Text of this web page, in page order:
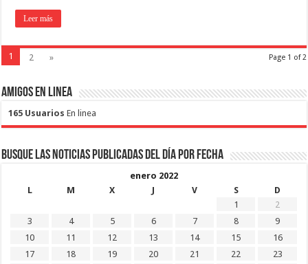
Leer más
Page 1 of 2
1 2 »
Amigos en Linea
165 Usuarios En linea
Busque las noticias publicadas del día por fecha
enero 2022
L
M X J V S
D
1
2
3
4 5 6 7 8
9
10
11 12 13 14 15
16
17
18 19 20 21 22
23